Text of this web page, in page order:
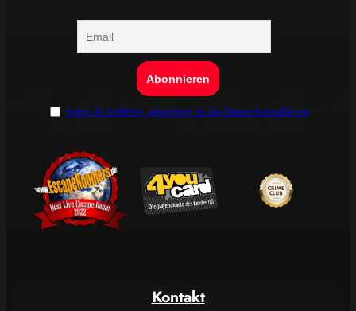
Indem du fortfährst, akzeptierst du die Datenschutzerklärung
Kontakt